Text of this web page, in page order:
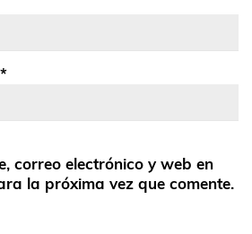
*
correo electrónico y web en
la próxima vez que comente.